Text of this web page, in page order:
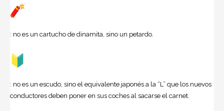
: no es un cartucho de dinamita, sino un petardo.
: no es un escudo, sino el equivalente japonés a la “L” que los nuevos
conductores deben poner en sus coches al sacarse el carnet.